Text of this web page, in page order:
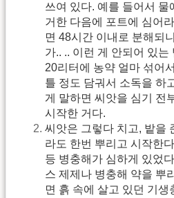
쓰여 있다. 예를 들어서 물
거한 다음에 포트에 심어
면 48시간 이내로 분해되
가.. .. 이런 게 안되어 있
20리터에 농약 얼마 섞어
틀 정도 담궈서 소독을 하
게 말하면 씨앗을 심기 전
시작한 거다.
씨앗은 그렇다 치고, 밭을
라도 한번 뿌리고 시작한
등 병충해가 심하게 있었
스 제제나 병충해 약을 뿌
면 흙 속에 살고 있던 기